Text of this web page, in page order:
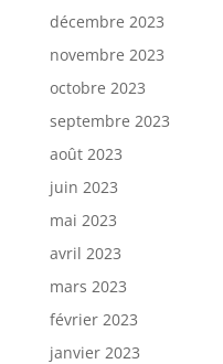
décembre 2023
novembre 2023
octobre 2023
septembre 2023
août 2023
juin 2023
mai 2023
avril 2023
mars 2023
février 2023
janvier 2023